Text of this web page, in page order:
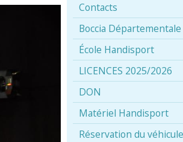
Contacts
Boccia Départementale
École Handisport
LICENCES 2025/2026
DON
Matériel Handisport
Réservation du véhicule